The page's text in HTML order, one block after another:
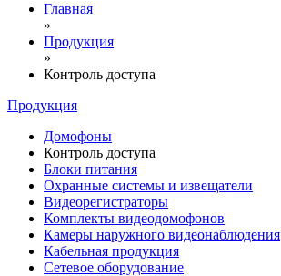
Главная
»
Продукция
»
Контроль доступа
Продукция
Домофоны
Контроль доступа
Блоки питания
Охранные системы и извещатели
Видеорегистраторы
Комплекты видеодомофонов
Камеры наружного видеонаблюдения
Кабельная продукция
Сетевое оборудование